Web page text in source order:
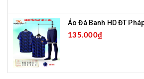
Áo Đá Banh HD ĐT
135.000₫